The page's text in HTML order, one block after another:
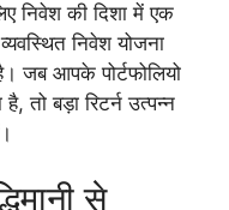
निवेश की दिशा में एक
निवेश योजना
जब आपके पोर्टफोलियो
तो बड़ा रिटर्न उत्पन्न
से